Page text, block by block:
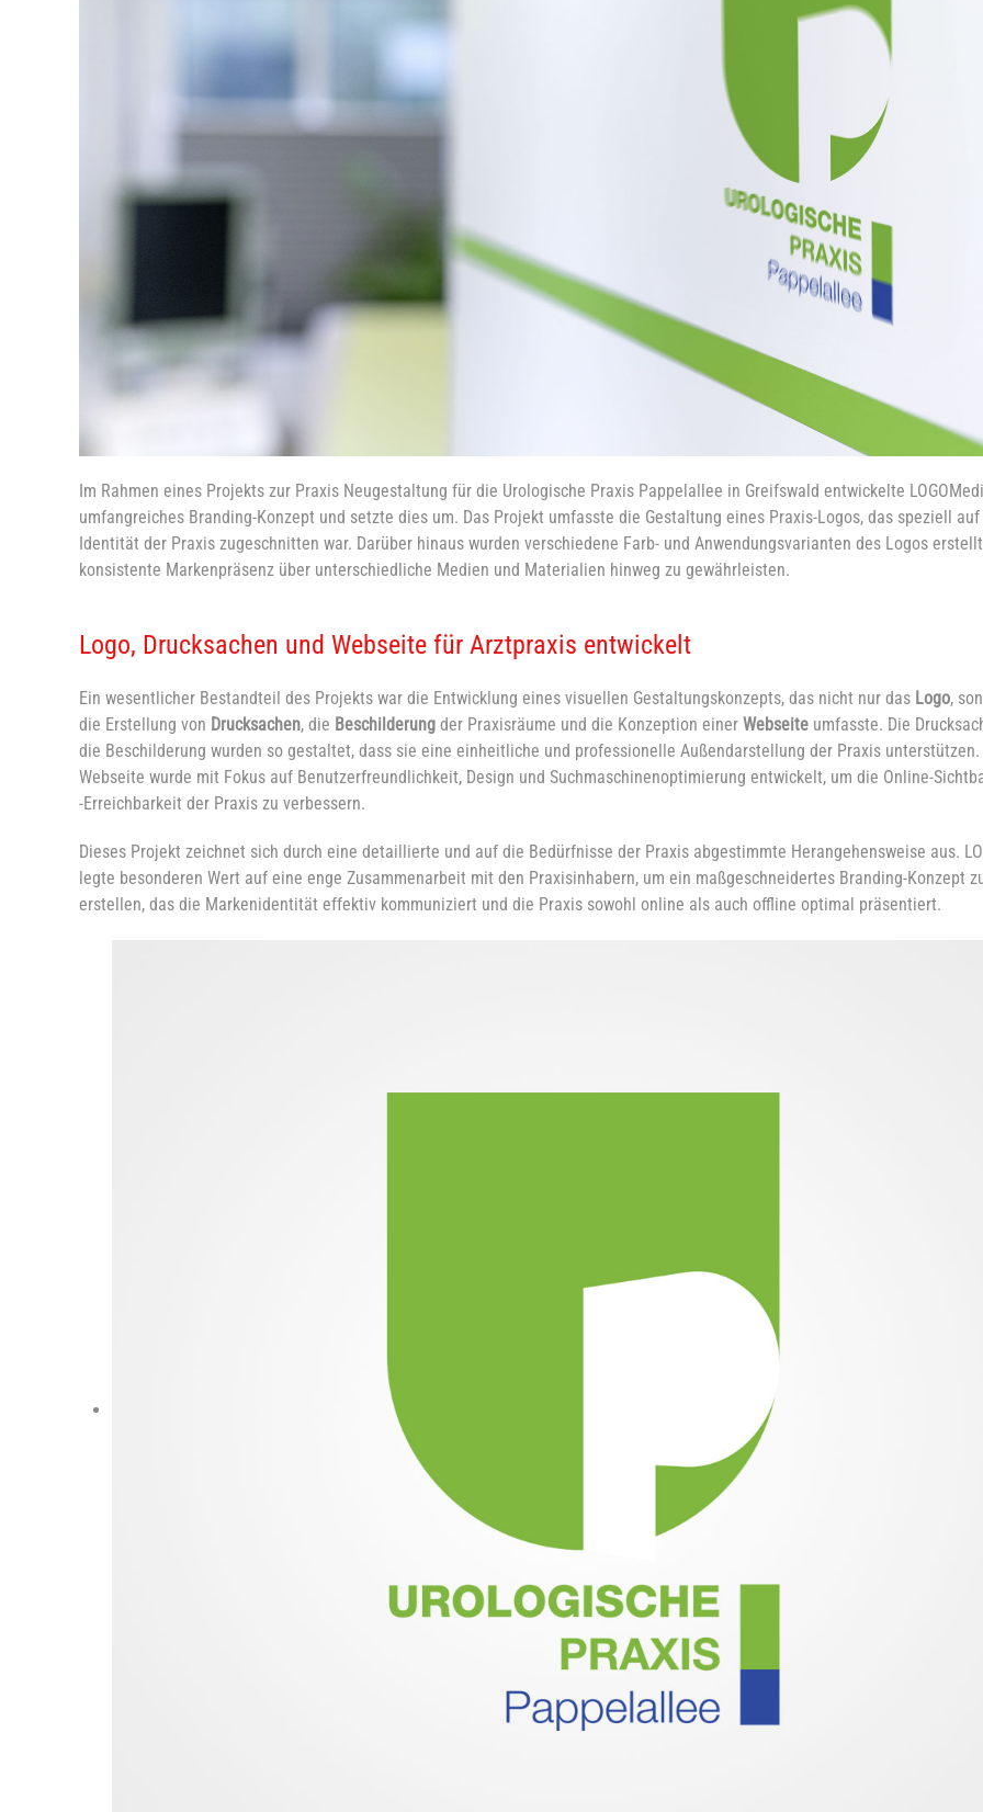
Im Rahmen eines Projekts zur Praxis Neugestaltung für die Urologische Praxis Pappelallee in Greifswald entwickelte
umfangreiches Branding-Konzept und setzte dies um. Das Projekt umfasste die Gestaltung eines Praxis-Logos, das speziell
Identität der Praxis zugeschnitten war. Darüber hinaus wurden verschiedene Farb- und Anwendungsvarianten des Logos
konsistente Markenpräsenz über unterschiedliche Medien und Materialien hinweg zu gewährleisten.
Logo, Drucksachen und Webseite für Arztpraxis entwickelt
Ein wesentlicher Bestandteil des Projekts war die Entwicklung eines visuellen Gestaltungskonzepts, das nicht nur das Logo,
die Erstellung von Drucksachen, die Beschilderung der Praxisräume und die Konzeption einer Webseite umfasste. Die
die Beschilderung wurden so gestaltet, dass sie eine einheitliche und professionelle Außendarstellung der Praxis unterstützen.
Webseite wurde mit Fokus auf Benutzerfreundlichkeit, Design und Suchmaschinenoptimierung entwickelt, um die Online-
-Erreichbarkeit der Praxis zu verbessern.
Dieses Projekt zeichnet sich durch eine detaillierte und auf die Bedürfnisse der Praxis abgestimmte Herangehensweise aus.
legte besonderen Wert auf eine enge Zusammenarbeit mit den Praxisinhabern, um ein maßgeschneidertes Branding-Konzept
erstellen, das die Markenidentität effektiv kommuniziert und die Praxis sowohl online als auch offline optimal präsentiert.